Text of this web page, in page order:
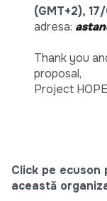
(GMT+2),
adresa:
Thank you
proposal,
Project
Click pe
această